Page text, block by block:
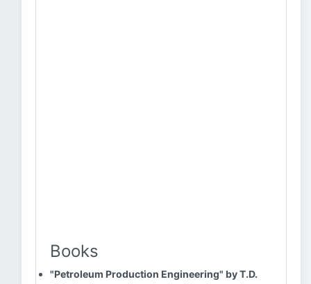
Books
"Petroleum Production Engineering" by T.D.